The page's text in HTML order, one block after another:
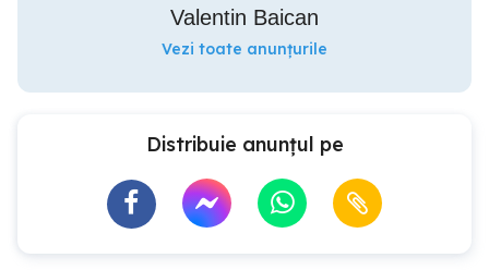
Valentin Baican
Vezi toate anunțurile
Distribuie anunțul pe